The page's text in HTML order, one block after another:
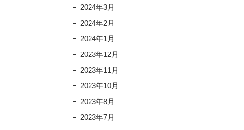
2024年3月
2024年2月
2024年1月
2023年12月
2023年11月
2023年10月
2023年8月
2023年7月